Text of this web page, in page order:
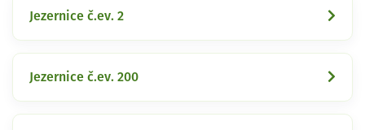
Jezernice č.ev. 2
Jezernice č.ev. 200